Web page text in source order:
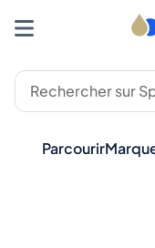
Parcourir